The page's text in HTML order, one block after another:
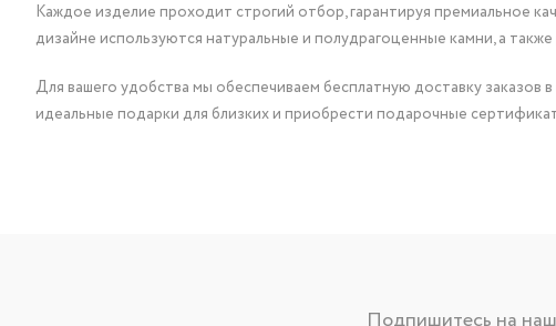
Каждое изделие проходит строгий отбор, гарантируя премиальное
дизайне используются натуральные и полудрагоценные камни, а
Для вашего удобства мы обеспечиваем бесплатную доставку
идеальные подарки для близких и приобрести подарочные